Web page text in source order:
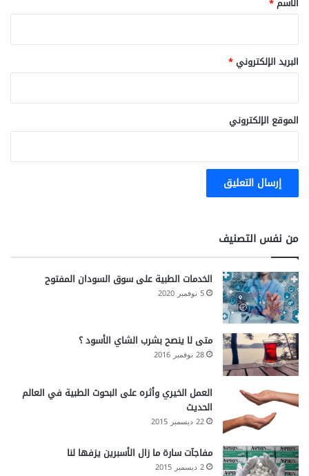
البريد الإلكتروني*
الموقع الإلكتروني
من نفس التصنيف
الخدمات الطبية على سوق السودان المفتوح
5 نوفمبر 2020
متى لا ينصح بشرب الشاي الأسود ؟
28 نوفمبر 2016
العمل الخيري وأثره على البحوث الطبية في العالم
الحديث
22 ديسمبر 2015
مفاجآت سارة ما زال الأسبرين يزفها لنا
2 ديسمبر 2015